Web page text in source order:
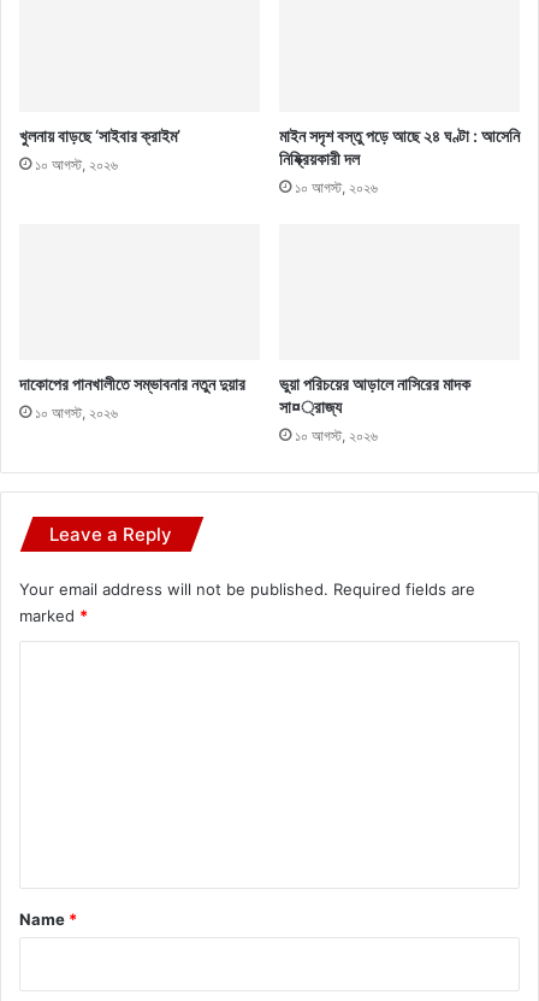
খুলনায় বাড়ছে ‘সাইবার ক্রাইম’
১০ আগস্ট, ২০২৬
মাইন সদৃশ বস্তু পড়ে আছে ২৪ ঘণ্টা : আসেনি
নিষ্ক্রিয়কারী দল
১০ আগস্ট, ২০২৬
দাকোপের পানখালীতে সম্ভাবনার নতুন দুয়ার
১০ আগস্ট, ২০২৬
ভুয়া পরিচয়ের আড়ালে নাসিরের মাদক
সা¤্রাজ্য
১০ আগস্ট, ২০২৬
Leave a Reply
Your email address will not be published. Required fields are
marked *
*
Name *